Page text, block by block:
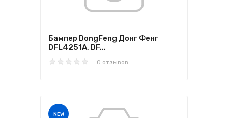
Бампер DongFeng Донг Фенг
DFL4251A, DF...
0 отзывов
NEW